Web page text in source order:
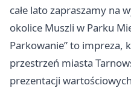
całe lato zapraszamy na
okolice Muszli w Parku
Parkowanie” to impreza,
przestrzeń miasta
prezentacji